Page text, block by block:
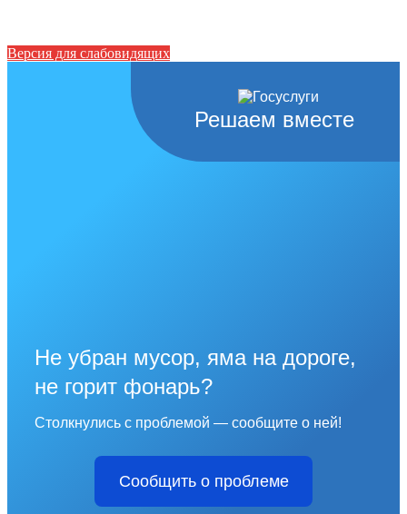
Версия для слабовидящих
Решаем вместе
Не убран мусор, яма на дороге,
не горит фонарь?
Столкнулись с проблемой — сообщите о ней!
Сообщить о проблеме